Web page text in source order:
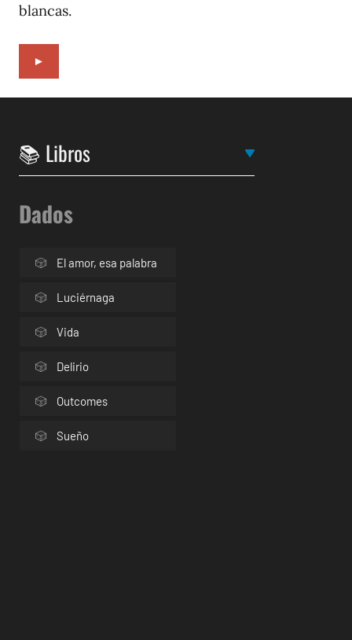
blancas.
►
Dados
El amor, esa palabra
Luciérnaga
Vida
Delirio
Outcomes
Sueño